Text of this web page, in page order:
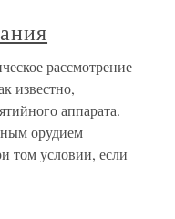
рассмотрение
известно,
аппарата.
орудием
том условии, если